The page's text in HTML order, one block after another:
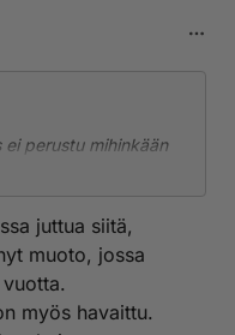
ei perustu mihinkään
agendaan,
piti äkkiä keksiä joku
eli kamala
flunssa ja
juttua siitä,
muoto, jossa
myös havaittu.